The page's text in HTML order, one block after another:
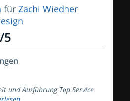
für Zachi Wiedner
/5
und Ausführung Top Service